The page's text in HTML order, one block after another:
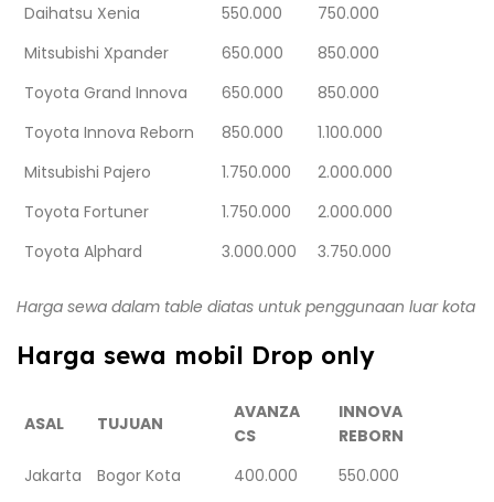
Daihatsu Xenia
550.000
750.000
Mitsubishi Xpander
650.000
850.000
Toyota Grand Innova
650.000
850.000
Toyota Innova Reborn
850.000
1.100.000
Mitsubishi Pajero
1.750.000
2.000.000
Toyota Fortuner
1.750.000
2.000.000
Toyota Alphard
3.000.000 3.750.000
Harga sewa dalam table diatas untuk penggunaan luar kota
Harga sewa mobil Drop only
ASAL TUJUAN
AVANZA
CS
INNOVA
REBORN
Jakarta
Bogor Kota 400.000
550.000